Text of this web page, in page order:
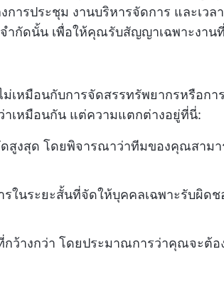
การประชุม งานบริหารจัดการ และเว
ำกัดนั้น เพื่อให้คุณรับสัญญาเฉพาะงาน
เหมือนกับการจัดสรรทรัพยากรหรือก
าเหมือนกัน แต่ความแตกต่างอยู่ที่นี่:
สูงสุด โดยพิจารณาว่าทีมของคุณสามา
รในระยะสั้นที่จัดให้บุคคลเฉพาะรับผิดช
ว้างกว่า โดยประมาณการว่าคุณจะต้อ